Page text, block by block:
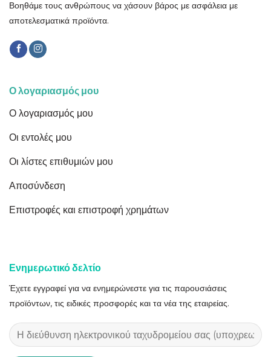
Βοηθάμε τους ανθρώπους να χάσουν βάρος με ασφάλεια με
αποτελεσματικά προϊόντα.
Ο λογαριασμός μου
Ο λογαριασμός μου
Οι εντολές μου
Οι λίστες επιθυμιών μου
Αποσύνδεση
Επιστροφές και επιστροφή χρημάτων
Ενημερωτικό δελτίο
Έχετε εγγραφεί για να ενημερώνεστε για τις παρουσιάσεις
προϊόντων, τις ειδικές προσφορές και τα νέα της εταιρείας.